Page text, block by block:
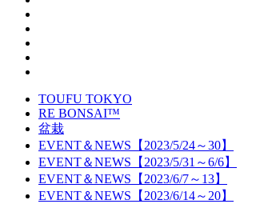
TOUFU TOKYO
RE BONSAI™️
盆栽
EVENT＆NEWS【2023/5/24～30】
EVENT＆NEWS【2023/5/31～6/6】
EVENT＆NEWS【2023/6/7～13】
EVENT＆NEWS【2023/6/14～20】